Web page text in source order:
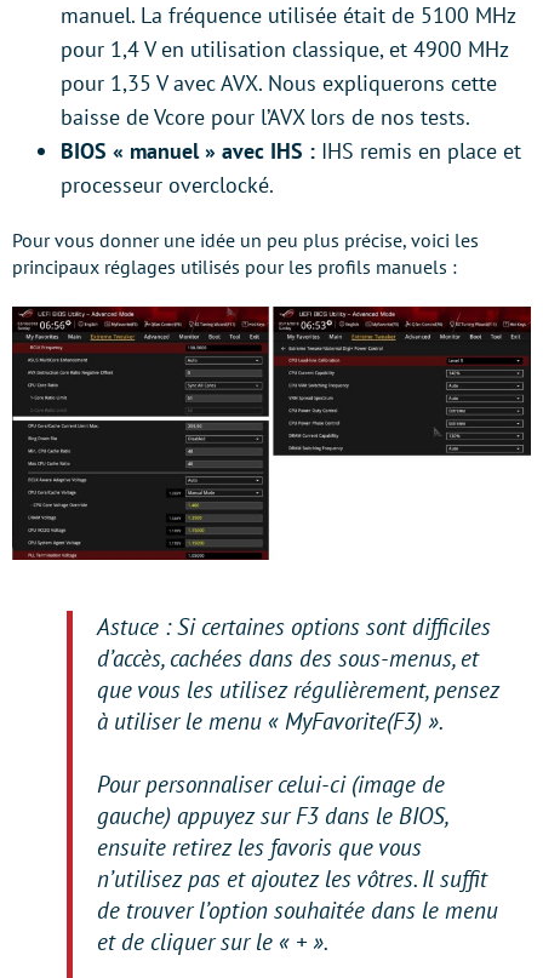
manuel. La fréquence utilisée était de 5100 MHz
pour 1,4 V en utilisation classique, et 4900 MHz
pour 1,35 V avec AVX. Nous expliquerons cette
baisse de Vcore pour l’AVX lors de nos tests.
BIOS « manuel » avec IHS : IHS remis en place et
processeur overclocké.
Pour vous donner une idée un peu plus précise, voici les
principaux réglages utilisés pour les profils manuels :
Astuce : Si certaines options sont difficiles
d’accès, cachées dans des sous-menus, et
que vous les utilisez régulièrement, pensez
à utiliser le menu « MyFavorite(F3) ».
Pour personnaliser celui-ci (image de
gauche) appuyez sur F3 dans le BIOS,
ensuite retirez les favoris que vous
n’utilisez pas et ajoutez les vôtres. Il suffit
de trouver l’option souhaitée dans le menu
et de cliquer sur le « + ».